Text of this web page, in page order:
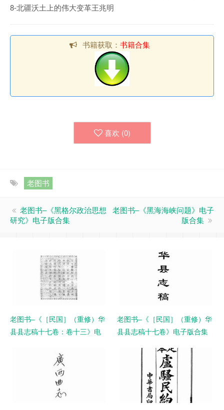
8-北疆沃土上的伟大变革王兆明
书籍获取： 书籍合集
喜欢 (0)
老图书
老图书–《黑格尔政治思想
研究》电子版合集
老图书–《黑海海峡问题》电子
版合集
老图书–《［民国］（重修）华
县县志稿十七卷：卷十三》电
老图书–《［民国］（重修）华
县县志稿十七卷》电子版合集